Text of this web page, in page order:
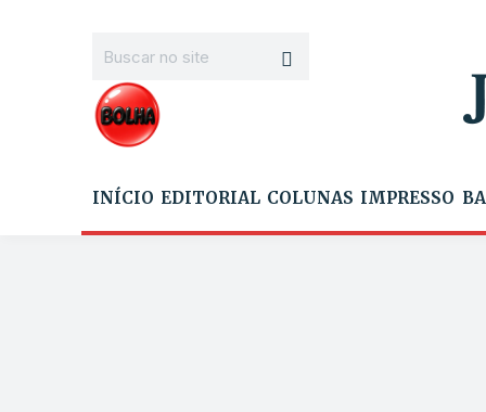
INÍCIO EDITORIAL COLUNAS IMPRESSO